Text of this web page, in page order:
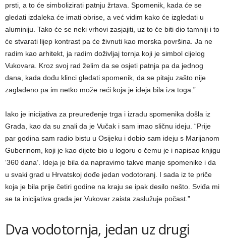
prsti, a to će simbolizirati patnju žrtava. Spomenik, kada će se
gledati izdaleka će imati obrise, a već vidim kako će izgledati u
aluminiju. Tako će se neki vrhovi zasjajiti, uz to će biti dio tamniji i to
će stvarati lijep kontrast pa će živnuti kao morska površina. Ja ne
radim kao arhitekt, ja radim doživljaj tornja koji je simbol cijelog
Vukovara. Kroz svoj rad želim da se osjeti patnja pa da jednog
dana, kada dođu klinci gledati spomenik, da se pitaju zašto nije
zaglađeno pa im netko može reći koja je ideja bila iza toga.”
Iako je inicijativa za preuređenje trga i izradu spomenika došla iz
Grada, kao da su znali da je Vučak i sam imao sličnu ideju. “Prije
par godina sam radio bistu u Osijeku i dobio sam ideju s Marijanom
Guberinom, koji je kao dijete bio u logoru o čemu je i napisao knjigu
‘360 dana’. Ideja je bila da napravimo takve manje spomenike i da
u svaki grad u Hrvatskoj dođe jedan vodotoranj. I sada iz te priče
koja je bila prije četiri godine na kraju se ipak desilo nešto. Sviđa mi
se ta inicijativa grada jer Vukovar zaista zaslužuje počast.”
Dva vodotornja, jedan uz drugi